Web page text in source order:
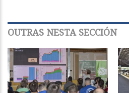
OUTRAS NESTA SECCIÓN